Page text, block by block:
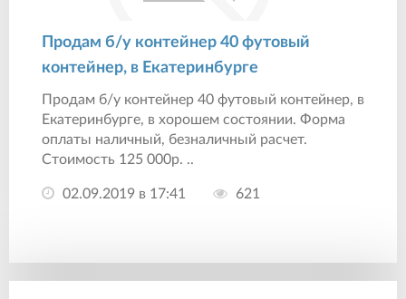
Продам б/у контейнер 40 футовый
контейнер, в Екатеринбурге
Продам б/у контейнер 40 футовый контейнер, в
Екатеринбурге, в хорошем состоянии. Форма
оплаты наличный, безналичный расчет.
Стоимость 125 000р. ..
02.09.2019 в 17:41 621